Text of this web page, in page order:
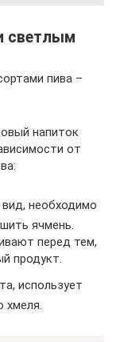
светлым
пива –
напиток
от
необходимо
ячмень.
перед тем,
продукт.
использует
хмеля.